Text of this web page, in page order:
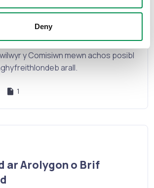
Deny
a Llygredigaeth
fel canllaw ar gyfer Aelodau,
y Comisiwn mewn achos posibl
arall.
1
ar Arolygon o Brif